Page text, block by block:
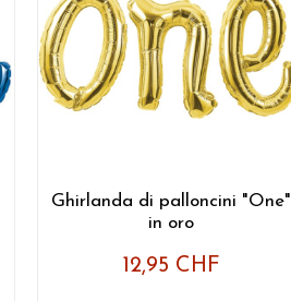
Ghirlanda di palloncini "One"
in oro
12,95 CHF